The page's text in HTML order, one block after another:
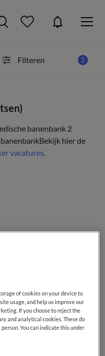
Filteren 2
banenbank 2
Bekijk hier de
vacatures.
of cookies on your device to
usage, and help us improve our
If you choose to reject the
and analytical cookies. These do
You can indicate this under